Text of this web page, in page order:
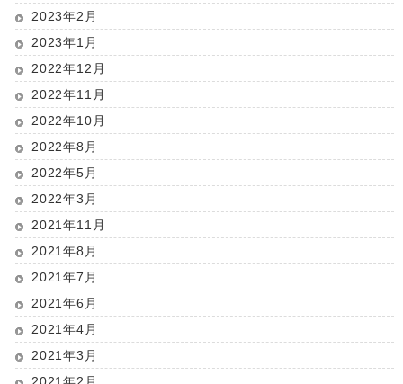
2023年2月
2023年1月
2022年12月
2022年11月
2022年10月
2022年8月
2022年5月
2022年3月
2021年11月
2021年8月
2021年7月
2021年6月
2021年4月
2021年3月
2021年2月